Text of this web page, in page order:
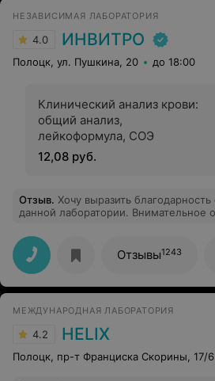
НЕЗАВИСИМАЯ ЛАБОРАТОРИЯ
4.0 ИНВИТРО
Полоцк, ул. Пушкина, 20 до 18:00
Клинический анализ крови:
общий анализ,
лейкоформула, СОЭ
12,08 руб.
Отзыв. Хочу выразить благодарность
данной лаборатории. Внимательное
кабинете сделала забор крови
Особенно приятно было получить
консультацию врача. В следующий раз приду сдавать
анализы именно к вам. Спасибо за
Отзывы1243
МЕЖДУНАРОДНАЯ ЛАБОРАТОРИЯ
4.2 HELIX
Полоцк, пр-т Франциска Скорины, 17/6